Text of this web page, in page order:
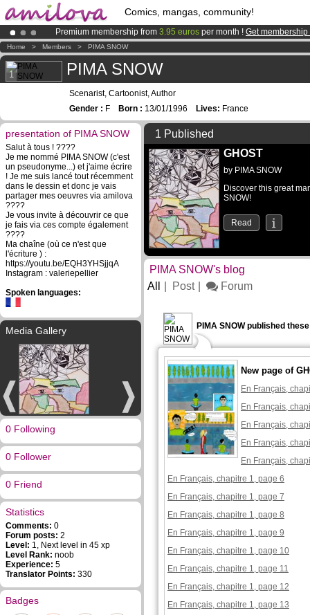
Comics, mangas, community!
Premium membership from 3.95 euros per month ! Get membership
AmilovaKickstarter is now LIVE!.
Already 134393membersand 1208comics & mangas!.
Home > Members > PIMA SNOW
1 PIMA SNOW
Scenarist, Cartoonist, Author
Gender : F Born : 13/01/1996 Lives: France
presentation of PIMA SNOW
Salut à tous ! ????
Je me nommé PIMA SNOW (c'est
un pseudonyme...) et j'aime écrire
! Je me suis lancé tout récemment
dans le dessin et donc je vais
partager mes oeuvres via amilova
????
Je vous invite à découvrir ce que
je fais via ces compte également
????
Ma chaîne (où ce n'est que
l'écriture ) :
https://youtu.be/EQH3YHSjjqA
Instagram : valeriepellier
Spoken languages:
Media Gallery
0 Following
0 Follower
0 Friend
Statistics
Comments: 0
Forum posts: 2
Level: 1, Next level in 45 xp
Level Rank: noob
Experience: 5
Translator Points: 330
Badges
1 Published
GHOST
by PIMA SNOW
Discover this great
SNOW!
Read
PIMA SNOW's blog
All
Post Forum
PIMA SNOW published
New page of
En Français,
En Français,
En Français,
En Français,
En Français,
En Français, chapitre 1, page 6
En Français, chapitre 1, page 7
En Français, chapitre 1, page 8
En Français, chapitre 1, page 9
En Français, chapitre 1, page 10
En Français, chapitre 1, page 11
En Français, chapitre 1, page 12
En Français, chapitre 1, page 13